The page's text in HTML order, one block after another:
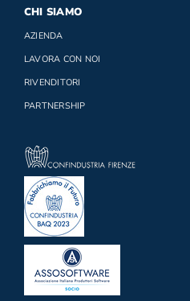
CHI SIAMO
AZIENDA
LAVORA CON NOI
RIVENDITORI
PARTNERSHIP